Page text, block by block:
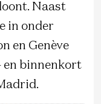
Naast
in onder
en Genève
en binnenkort